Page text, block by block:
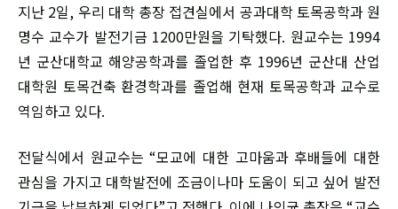
지난 2일, 우리 대학 총장 접견실에서 공과대학 토목공학과 원
명수 교수가 발전기금 1200만원을 기탁했다. 원교수는 1994
년 군산대학교 해양공학과를 졸업한 후 1996년 군산대 산업
대학원 토목건축 환경학과를 졸업해 현재 토목공학과 교수로
역임하고 있다.
전달식에서 원교수는 “모교에 대한 고마움과 후배들에 대한
관심을 가지고 대학발전에 조금이나마 도움이 되고 싶어 발전